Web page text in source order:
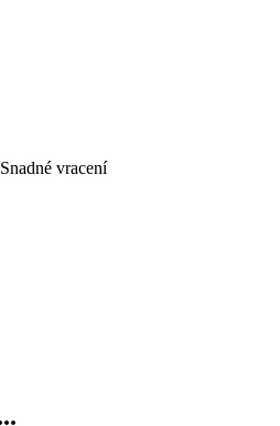
Snadné vracení